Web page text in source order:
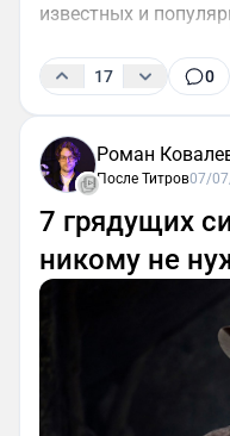
известных и
17 0
Роман
После Титров07/
7 грядущих
никому не